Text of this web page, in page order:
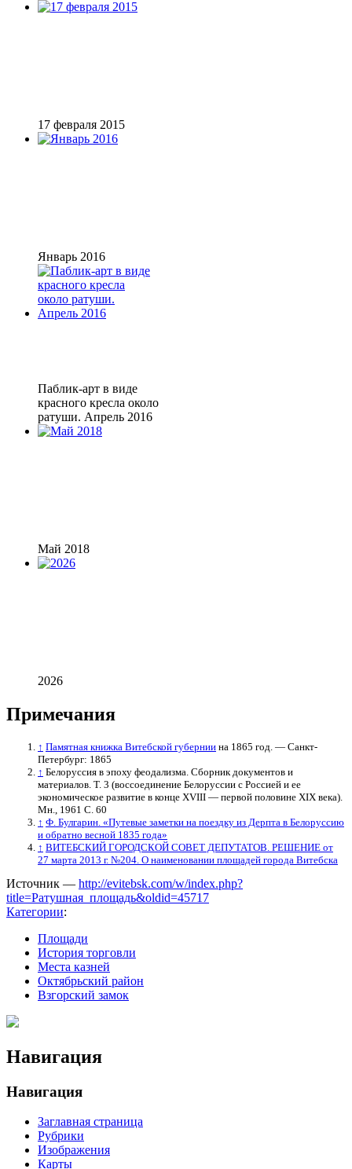
17 февраля 2015
Январь 2016
Паблик-арт в виде
красного кресла около
ратуши. Апрель 2016
Май 2018
2026
Примечания
↑ Памятная книжка Витебской губернии на 1865 год. — Санкт-
Петербург: 1865
↑ Белоруссия в эпоху феодализма. Сборник документов и
материалов. Т. 3 (воссоединение Белоруссии с Россией и ее
экономическое развитие в конце XVІІІ — первой половине ХІХ века).
Мн., 1961 С. 60
↑ Ф. Булгарин. «Путевые заметки на поездку из Дерпта в Белоруссию
и обратно весной 1835 года»
↑ ВИТЕБСКИЙ ГОРОДСКОЙ СОВЕТ ДЕПУТАТОВ. РЕШЕНИЕ от
27 марта 2013 г. №204. О наименовании площадей города Витебска
Источник — http://evitebsk.com/w/index.php?
title=Ратушная_площадь&oldid=45717
Категории:
Площади
История торговли
Места казней
Октябрьский район
Взгорский замок
Навигация
Навигация
Заглавная страница
Рубрики
Изображения
Карты